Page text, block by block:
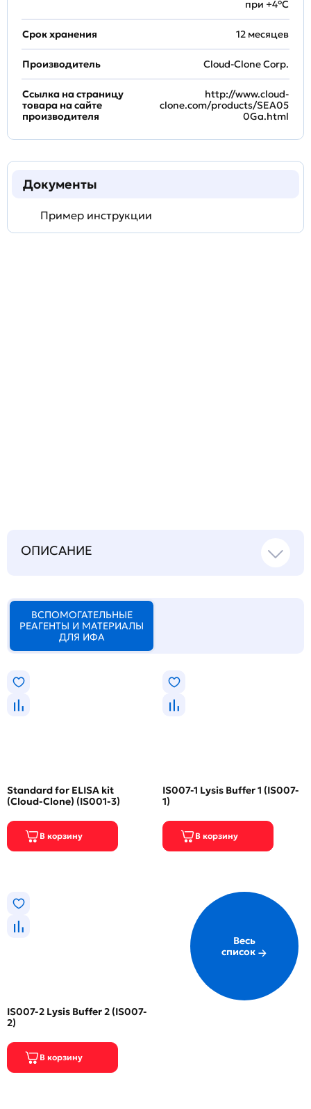
при +4°С
Срок хранения 12 месяцев
Производитель Cloud-Clone Corp.
Ссылка на страницу
товара на сайте
производителя
http://www.cloud-
clone.com/products/SEA05
0Ga.html
Документы
Пример инструкции
ОПИСАНИЕ
ВСПОМОГАТЕЛЬНЫЕ
РЕАГЕНТЫ И МАТЕРИАЛЫ
ДЛЯ ИФА
Standard for ELISA kit
(Cloud-Clone) (IS001-3)
IS007-1 Lysis Buffer 1 (IS007-
1)
IS007-2 Lysis Buffer 2 (IS007-
2)
Весь
список